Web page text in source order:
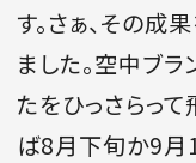
す。さぁ、その成
ました。空中ブラ
たをひっさらっ
ば8月下旬か9月